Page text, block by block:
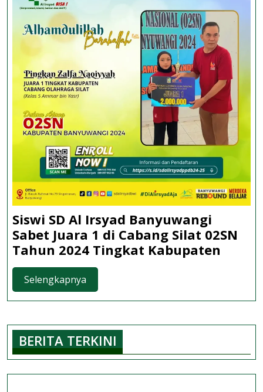
Siswi SD Al Irsyad Banyuwangi
Sabet Juara 1 di Cabang Silat 02SN
Tahun 2024 Tingkat Kabupaten
Sabet
1
di
Selengkapnya
BERITA TERKINI